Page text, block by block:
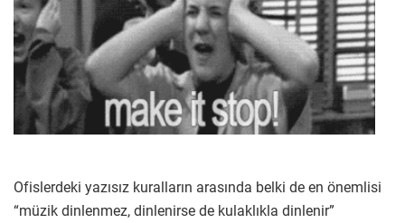
Ofislerdeki yazısız kuralların arasında belki de en önemlisi
“müzik dinlenmez, dinlenirse de kulaklıkla dinlenir”